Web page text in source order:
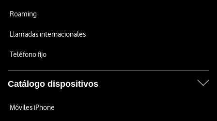
Roaming
Llamadas internacionales
Teléfono fijo
Catálogo dispositivos
Móviles iPhone